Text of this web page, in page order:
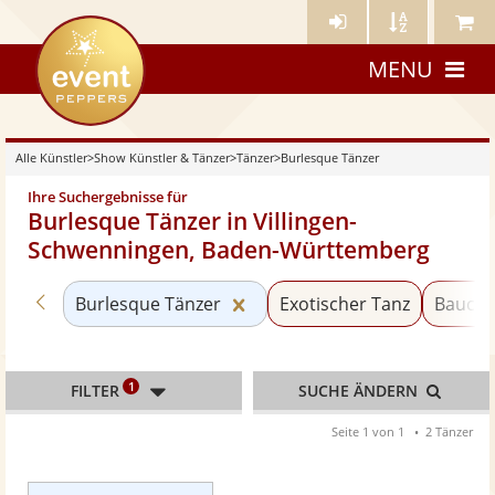
Künstler- Künstler Meine
eventpeppers
MENU
Alle Künstler>Show Künstler & Tänzer>Tänzer>Burlesque Tänzer
Ihre Suchergebnisse für
Burlesque Tänzer in Villingen-
Schwenningen, Baden-Württemberg
Zurück zu «Tänzer»
Burlesque Tänzer Kategorie «Burlesque
Exotischer Tanz
FILTER 1 SUCHE ÄNDERN
Seite 1 von 1 2 Tänzer